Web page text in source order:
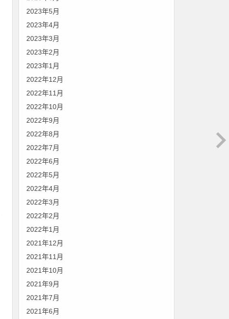
2023年5月
2023年4月
2023年3月
2023年2月
2023年1月
2022年12月
2022年11月
2022年10月
2022年9月
2022年8月
2022年7月
2022年6月
2022年5月
2022年4月
2022年3月
2022年2月
2022年1月
2021年12月
2021年11月
2021年10月
2021年9月
2021年7月
2021年6月